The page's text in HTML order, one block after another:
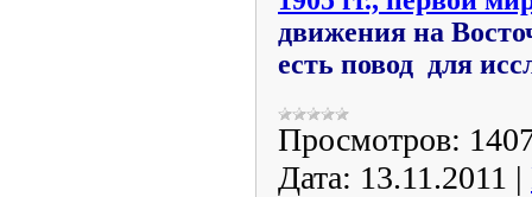
движения на
есть повод для
Просмотров:
Дата: 13.11.2011 |